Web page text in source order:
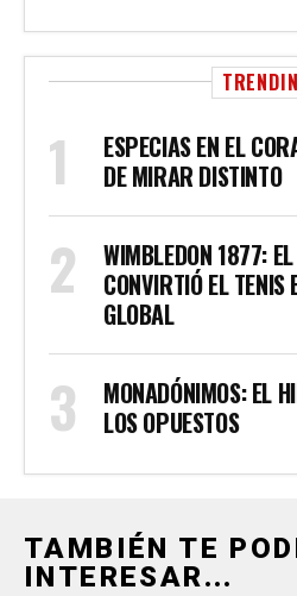
ESPECIAS EN EL
DE MIRAR DISTINTO
WIMBLEDON 1877:
CONVIRTIÓ EL TENIS
GLOBAL
MONADÓNIMOS: EL
LOS OPUESTOS
TAMBIÉN TE
INTERESAR...